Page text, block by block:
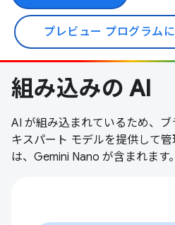
プレビュー プログラム
組み込みの AI
AI が組み込まれているため、
キスパート モデルを提供して
は、Gemini Nano が含まれます。